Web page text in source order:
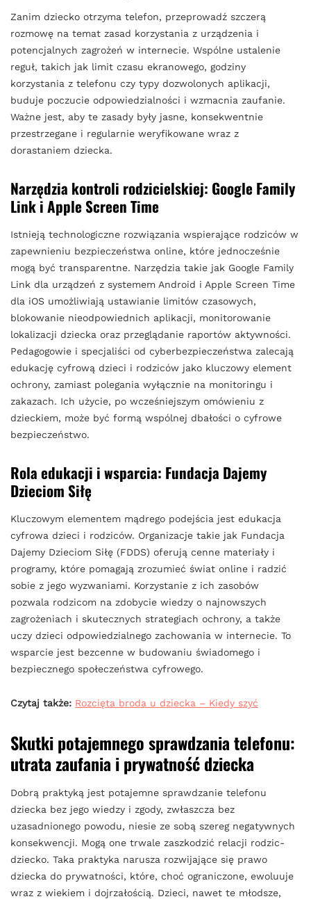
Zanim dziecko otrzyma telefon, przeprowadź szczerą
rozmowę na temat zasad korzystania z urządzenia i
potencjalnych zagrożeń w internecie. Wspólne ustalenie
reguł, takich jak limit czasu ekranowego, godziny
korzystania z telefonu czy typy dozwolonych aplikacji,
buduje poczucie odpowiedzialności i wzmacnia zaufanie.
Ważne jest, aby te zasady były jasne, konsekwentnie
przestrzegane i regularnie weryfikowane wraz z
dorastaniem dziecka.
Narzędzia kontroli rodzicielskiej: Google Family
Link i Apple Screen Time
Istnieją technologiczne rozwiązania wspierające rodziców w
zapewnieniu bezpieczeństwa online, które jednocześnie
mogą być transparentne. Narzędzia takie jak Google Family
Link dla urządzeń z systemem Android i Apple Screen Time
dla iOS umożliwiają ustawianie limitów czasowych,
blokowanie nieodpowiednich aplikacji, monitorowanie
lokalizacji dziecka oraz przeglądanie raportów aktywności.
Pedagogowie i specjaliści od cyberbezpieczeństwa zalecają
edukację cyfrową dzieci i rodziców jako kluczowy element
ochrony, zamiast polegania wyłącznie na monitoringu i
zakazach. Ich użycie, po wcześniejszym omówieniu z
dzieckiem, może być formą wspólnej dbałości o cyfrowe
bezpieczeństwo.
Rola edukacji i wsparcia: Fundacja Dajemy
Dzieciom Siłę
Kluczowym elementem mądrego podejścia jest edukacja
cyfrowa dzieci i rodziców. Organizacje takie jak Fundacja
Dajemy Dzieciom Siłę (FDDS) oferują cenne materiały i
programy, które pomagają zrozumieć świat online i radzić
sobie z jego wyzwaniami. Korzystanie z ich zasobów
pozwala rodzicom na zdobycie wiedzy o najnowszych
zagrożeniach i skutecznych strategiach ochrony, a także
uczy dzieci odpowiedzialnego zachowania w internecie. To
wsparcie jest bezcenne w budowaniu świadomego i
bezpiecznego społeczeństwa cyfrowego.
Czytaj także: Rozcięta broda u dziecka – Kiedy szyć
Skutki potajemnego sprawdzania telefonu:
utrata zaufania i prywatność dziecka
Dobrą praktyką jest potajemne sprawdzanie telefonu
dziecka bez jego wiedzy i zgody, zwłaszcza bez
uzasadnionego powodu, niesie ze sobą szereg negatywnych
konsekwencji. Mogą one trwale zaszkodzić relacji rodzic-
dziecko. Taka praktyka narusza rozwijające się prawo
dziecka do prywatności, które, choć ograniczone, ewoluuje
wraz z wiekiem i dojrzałością. Dzieci, nawet te młodsze,